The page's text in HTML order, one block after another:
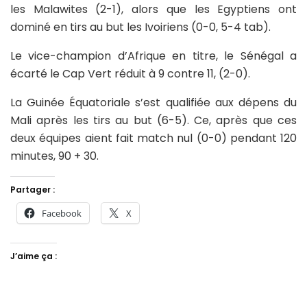
les Malawites (2-1), alors que les Egyptiens ont
dominé en tirs au but les Ivoiriens (0-0, 5-4 tab).
Le vice-champion d’Afrique en titre, le Sénégal a
écarté le Cap Vert réduit à 9 contre 11, (2-0).
La Guinée Équatoriale s’est qualifiée aux dépens du
Mali après les tirs au but (6-5). Ce, après que ces
deux équipes aient fait match nul (0-0) pendant 120
minutes, 90 + 30.
Partager :
Facebook X
J’aime ça :